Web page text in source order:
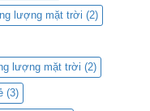
lượng mặt trời (2)
lượng mặt trời (2)
(3)